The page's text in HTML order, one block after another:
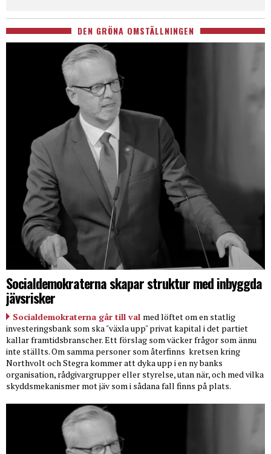
DEN GRÖNA OMSTÄLLNINGEN
Socialdemokraterna skapar struktur med inbyggda
jävsrisker
Socialdemokraterna går till val med löftet om en statlig
investeringsbank som ska "växla upp" privat kapital i det partiet
kallar framtidsbranscher. Ett förslag som väcker frågor som ännu
inte ställts. Om samma personer som återfinns kretsen kring
Northvolt och Stegra kommer att dyka upp i en ny banks
organisation, rådgivargrupper eller styrelse, utan när, och med vilka
skyddsmekanismer mot jäv som i sådana fall finns på plats.